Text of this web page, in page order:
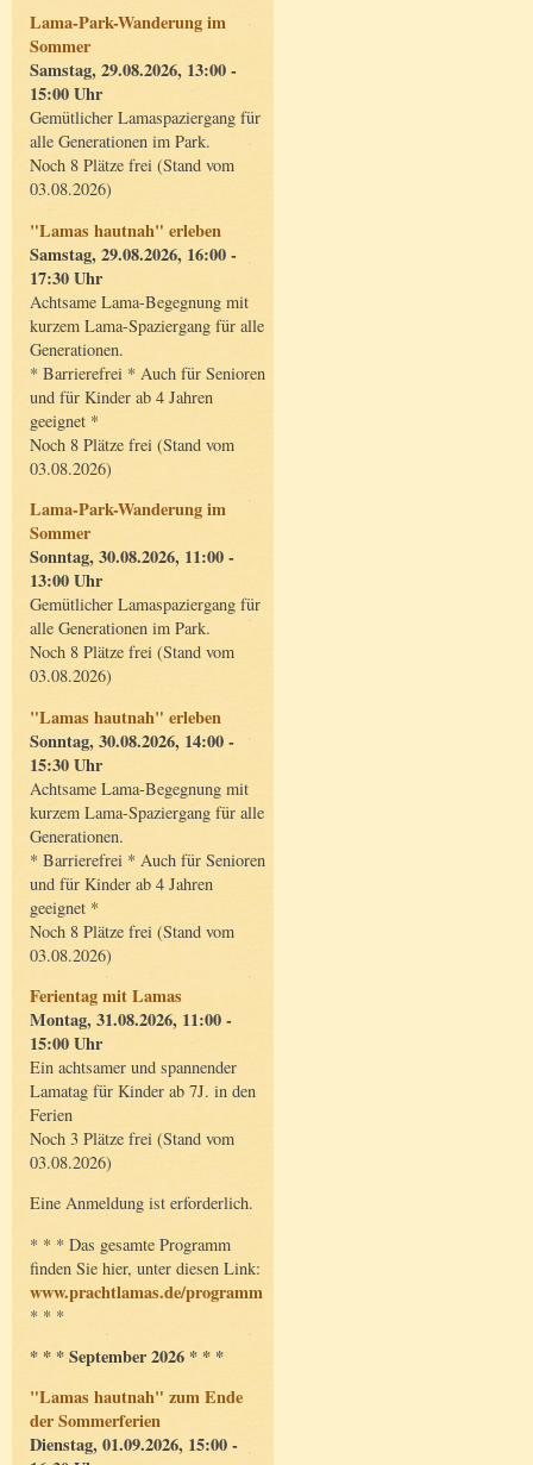
Lama-Park-Wanderung im
Sommer
Samstag, 29.08.2026, 13:00 -
15:00 Uhr
Gemütlicher Lamaspaziergang für
alle Generationen im Park.
Noch 8 Plätze frei (Stand vom
03.08.2026)
"Lamas hautnah" erleben
Samstag, 29.08.2026, 16:00 -
17:30 Uhr
Achtsame Lama-Begegnung mit
kurzem Lama-Spaziergang für alle
Generationen.
* Barrierefrei * Auch für Senioren
und für Kinder ab 4 Jahren
geeignet *
Noch 8 Plätze frei (Stand vom
03.08.2026)
Lama-Park-Wanderung im
Sommer
Sonntag, 30.08.2026, 11:00 -
13:00 Uhr
Gemütlicher Lamaspaziergang für
alle Generationen im Park.
Noch 8 Plätze frei (Stand vom
03.08.2026)
"Lamas hautnah" erleben
Sonntag, 30.08.2026, 14:00 -
15:30 Uhr
Achtsame Lama-Begegnung mit
kurzem Lama-Spaziergang für alle
Generationen.
* Barrierefrei * Auch für Senioren
und für Kinder ab 4 Jahren
geeignet *
Noch 8 Plätze frei (Stand vom
03.08.2026)
Ferientag mit Lamas
Montag, 31.08.2026, 11:00 -
15:00 Uhr
Ein achtsamer und spannender
Lamatag für Kinder ab 7J. in den
Ferien
Noch 3 Plätze frei (Stand vom
03.08.2026)
Eine Anmeldung ist erforderlich.
* * * Das gesamte Programm
finden Sie hier, unter diesen Link:
www.prachtlamas.de/programm
* * *
* * * September 2026 * * *
"Lamas hautnah" zum Ende
der Sommerferien
Dienstag, 01.09.2026, 15:00 -